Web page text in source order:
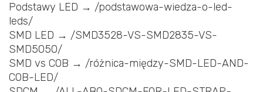
Podstawy LED → /podstawowa-wiedza-o-led-
leds/
SMD LED → /SMD3528-VS-SMD2835-VS-
SMD5050/
SMD vs COB → /różnica-między-SMD-LED-AND-
COB-LED/